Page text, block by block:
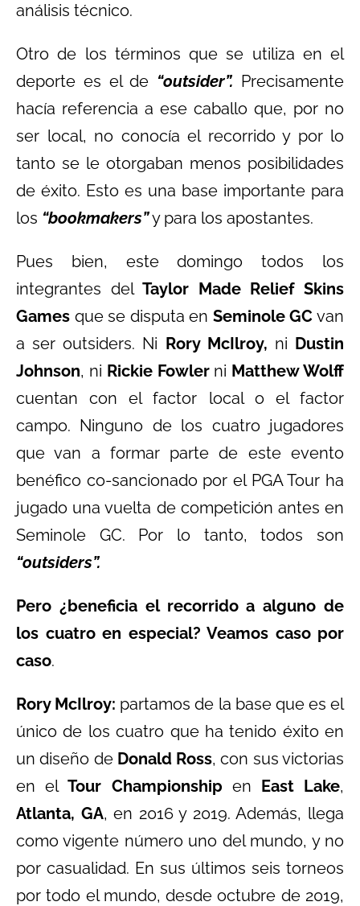
análisis técnico.
Otro de los términos que se utiliza en el
deporte es el de “outsider”. Precisamente
hacía referencia a ese caballo que, por no
ser local, no conocía el recorrido y por lo
tanto se le otorgaban menos posibilidades
de éxito. Esto es una base importante para
los “bookmakers”y para los apostantes.
Pues bien, este domingo todos los
integrantes delTaylor Made Relief Skins
Games que se disputa en Seminole GC van
a ser outsiders. Ni Rory McIlroy, ni Dustin
Johnson, ni Rickie Fowlerni Matthew Wolff
cuentan con el factor local o el factor
campo. Ninguno de los cuatro jugadores
que van a formar parte de este evento
benéfico co-sancionado por el PGA Tour ha
jugado una vuelta de competición antes en
Seminole GC. Por lo tanto, todos son
“outsiders”.
Pero ¿beneficia el recorrido a alguno de
los cuatro en especial? Veamos caso por
caso.
Rory McIlroy: partamos de la base que es el
único de los cuatro que ha tenido éxito en
un diseño de Donald Ross, con sus victorias
en elTour Championship en East Lake,
Atlanta, GA, en 2016 y 2019. Además, llega
como vigente número uno del mundo, y no
por casualidad. En sus últimos seis torneos
por todo el mundo, desde octubre de 2019,